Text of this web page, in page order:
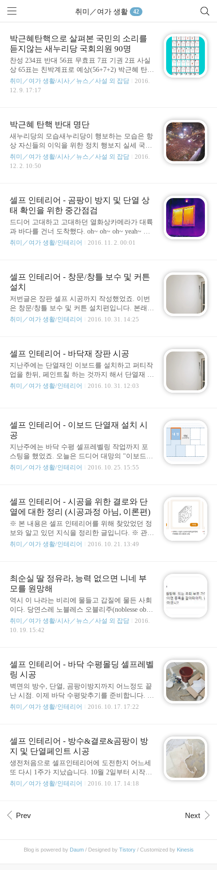
취미／여가 생활 42
박근혜탄핵으로 살펴본 국민의 소리를
듣지않는 새누리당 국회의원 90명
찬성 234표 반대 56표 무효표 7표 기권 2표 사실
상 65표는 친박계표로 예상(56+7+2) 박근혜 탄핵
소추안이 위와 같은 결과로 가결되면서 남은것
은 헌법재판소의 결과만 바라보고 있다. 그리고
다는 국회의원들. 그 중에 국민에게 답변을 하지
않아 List up 되었던 새누리당 국회의원들은 얼마
나 국민들의 청원에 귀를 기울였을까를 살펴보
았다. 그 결과, 국민들이 보낸 청원을 10번도 채
읽어보지 않은 의원이 90명(붉은 테두리로 표현
취미／여가 생활/시사／뉴스／사설 외 잡담
2016.
12. 9. 17:17
박근혜 탄핵 반대 명단
새누리당의 모습새누리당이 행보하는 모습은 항
상 자신들의 이익을 위한 정치 행보지 실세 국민
을 위해 희생 봉사하는 모습은 보이지 않는것 같
다. 이미 한 국가를 대표하여 국민을 챙기고 보좌
서 부족한 모습, 비리를 바탕으로 내려오라는 과
반수이상의 국민의 외침에도 이들 새누리당은
자신들에게 불통이 튀지 않을까 고민하여 자신
들의 입지를 자신들만의 리그 안에서 찍히지 않
물론 자신들의 행동을 정당화 시키기위한 뒷조
아래 밝혀진 명단은 그들 새누리당이 여전..
취미／여가 생활/시사／뉴스／사설 외 잡담
2016.
12. 2. 10:50
셀프 인테리어 - 곰팡이 방지 및 단열 상
태 확인을 위한 중간점검
드디어 고대하고 고대하던 열화상카메라가 대륙
과 바다를 건너 도착했다. oh~ oh~ oh~ yeah~ 그
리고 난 다시 충격을 먹겠지~ 두둥실~ 두둥실~
보다 더 저렴한 보급형으로 나온 20만원대(라고
하고 구매비와 관세를 포함해 30만원 초반대라
한다)를 지불하고 열화상카메라를 구매했다. 뭐
건물의 연식이 오래되다보니 아무래도 하나 가
고 보수할 수 있을거라는 생각과 나중에 방을 얻
구입~ 외벽 점검 서론이 길었는데. 내부를 촬영
하고 나서 외부를 촬영..
취미／여가 생활/인테리어 2016. 11. 2. 00:01
셀프 인테리어 - 창문/창틀 보수 및 커튼
설치
저번글은 장판 셀프 시공까지 작성했었죠. 이번
은 창문/창틀 보수 및 커튼 설치편입니다. 본래라
면 몰딩 및 걸레받이 시공이어야 했지만 방향이
링 시공이보드 단열재 설치 시공 (이번에는 이
것)장판 설치 (이번에는 이것)몰딩 및 걸레받이
시공 -> "창문/창틀 보수 및 커튼 설치"로 변경가
구 설치 및 재배치 몰딩을 고려했던 이유는 본디
이보드를 설치하고 났을 때, 스티로폼 소재 부분
보수집을 끝내진 않았던 상태였어서 진행하다보
면 정보수집이 되고 자연히..
취미／여가 생활/인테리어 2016. 10. 31. 14:25
셀프 인테리어 - 바닥재 장판 시공
지난주에는 단열재인 이보드를 설치하고 퍼티작
업을 한뒤, 페인트칠 하는 것까지 해서 단열재 이
보드 설치를 끝냈었지요. 마지막으로 작업되었
이제거 및 벽면 정리크랙 보수 및 벽면 보수방수
&결로&곰팡이 방지 및 단열페인트 시공바닥 수
평몰딩 셀프레벨링 시공이보드 단열재 설치 시
공 (이번에는 이것)장판 설치 (이번에는 이것)몰
딩 및 걸레받이 시공 -> "창문/창틀 보수 및 커튼
설치"로 변경가구 설치 및 재배치 미리 앞서 말
해당편에서 왜 ..
취미／여가 생활/인테리어 2016. 10. 31. 12:03
셀프 인테리어 - 이보드 단열재 설치 시
공
지난주에는 바닥 수평 셀프레벨링 작업까지 포
스팅을 했었죠. 오늘은 드디어 대망의 "이보드
단열재 설치 시공" 썰을 풀 차례가 왔습니다. 그
열페인트 시공 바닥 수평몰딩 셀프레벨링 시공
이보드 단열재 설치 시공 (이번에는 이것) 장판
설치 몰딩 및 걸레받이 시공 가구 설치 및 재배치
생전 인테리어 시공 한 번 해본 적 없던 인간이
말 하루는 쉬고, 하루는 일하고 그 외에는 평일 2
데 들어갔을 인력비 절약을 고려하면.... 아, 물론
그 대신..
취미／여가 생활/인테리어 2016. 10. 25. 15:55
셀프 인테리어 - 시공을 위한 결로와 단
열에 대한 정리 (시공과정 아님, 이론편)
※ 본 내용은 셀프 인테리어를 위해 찾았었던 정
보와 알고 있던 지식을 정리한 글입니다. ※ 관련
업계에 종사하는 사람이 아니니 만큼 제가 아는
을 수 없는 것은 바로 결로와 단열이다. 특히 노
후화된 주택, 건물은 단열의 균형이 깨지거나 망
가진 경우도 많고 고려자체가 세밀하게 되지 않
거나 단열이 잘 되지 않은 자재로 만들어진 경우
란 무엇인가? 우선 결로가 무엇이냐? 사전에는
이렇게 정의하고 있다. "천장, 벽, 바닥 등의 표면
된다..
취미／여가 생활/인테리어 2016. 10. 21. 13:49
최순실 딸 정유라, 능력 없으면 니네 부
모를 원망해
역시 이 나라는 비리에 물들고 갑질에 물든 사회
이다. 당연스레 노블레스 오블리주(noblesse oblig
e)를 기대하기는 어려운가 보다. 다음은 정유라
가 2014년 12월 03일 SNS에 등록한 메시지다. 능
니 아무리 다른거 한들 어디 성공하겠니? 정유라
는 최순실의 딸로 승마 국가대표로 선발 자체가
특혜로 의혹을 받고 있는 인물이며, 동시에 이화
여대 특혜 입학으로 논란이 되고 있는 주인공이
혜를 조사하라고 한 인물 2명을 해임시킬정도로
취미／여가 생활/시사／뉴스／사설 외 잡담
2016.
10. 19. 15:42
셀프 인테리어 - 바닥 수평몰딩 셀프레벨
링 시공
벽면의 방수, 단열, 곰팡이방지까지 어느정도 끝
난 시점. 이제 바닥 수평맞추기를 준비합니다. 뭐
수평몰딩 셀프레벨링 이라고 길게 부르기도하고
벽면굴곡도 꽤 심한걸 알고 있었지만 바닥도 무
시할만한 것은 아니었떤 것 같았습니다. 난 분명
자전거를 롤러에 완전히 고정시켜 타고 있음에
도 불구하고 왜 자전거는 제가 좌회전 할때마냥
고 의자에 앉아 작업을 하다가 피곤하여 기지개
니더라도 어느정도는 맞춰야겠다고 판단. 정보
취미／여가 생활/인테리어 2016. 10. 17. 17:22
셀프 인테리어 - 방수&결로&곰팡이 방
지 및 단열페인트 시공
생전처음으로 셀프인테리어에 도전한지 어느세
또 다시 1주가 지났습니다. 10월 2일부터 시작한
공사가 어느덧 17일이 되었습니다. 오래걸리는
는 작업할 시간이 별로 없는 것, 주말 중 하루는
데이트하느라 쉬는것(?) 등등의 사유가 있겠습니
팡이제거 및 벽면 정리크랙 보수 및 벽면 보수방
수평몰딩 셀프레벨링 시공이보드 단열재 설치
취미／여가 생활/인테리어 2016. 10. 17. 14:18
Prev Next
Blog is powered by Daum/ Designed by Tistory/ Customized by Kinesis